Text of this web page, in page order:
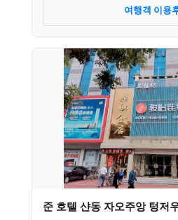
여행객 이용
준 호텔 샨동 자오주앙 텅저